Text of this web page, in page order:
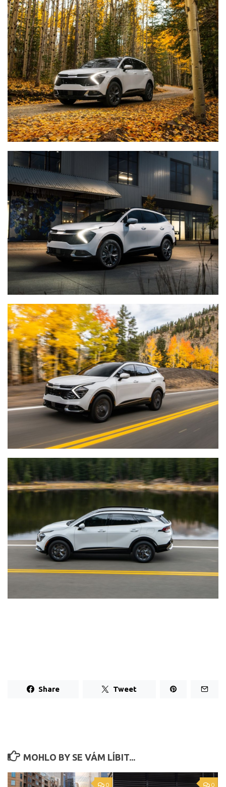
Share Tweet
MOHLO BY SE VÁM LÍBIT...
0 0